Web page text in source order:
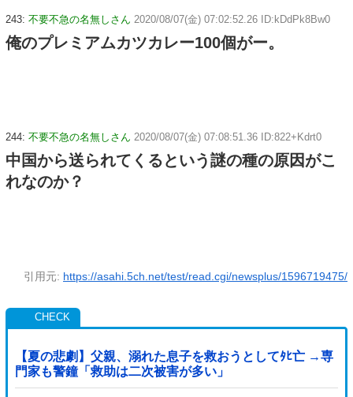
243: 不要不急の名無しさん 2020/08/07(金) 07:02:52.26 ID:kDdPk8Bw0
俺のプレミアムカツカレー100個がー。
244: 不要不急の名無しさん 2020/08/07(金) 07:08:51.36 ID:822+Kdrt0
中国から送られてくるという謎の種の原因がこ
れなのか？
引用元: https://asahi.5ch.net/test/read.cgi/newsplus/1596719475/
【夏の悲劇】父親、溺れた息子を救おうとしてﾀﾋ亡 →専
門家も警鐘「救助は二次被害が多い」